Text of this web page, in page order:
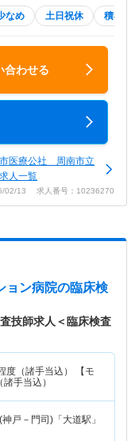
なめ 土日祝休 積極採
合わせる
医療公社 周南市立
人一覧
02/13 求人番号：10236270
ョン病院の臨床検
技師求人＜臨床検査
度（諸手当込） 【モ
手当込）
戸－門司)「大道駅」